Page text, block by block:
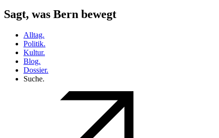
Sagt, was Bern bewegt
Alltag.
Politik.
Kultur.
Blog.
Dossier.
Suche.